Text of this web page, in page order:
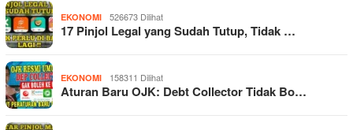
EKONOMI 526673 Dilihat
17 Pinjol Legal yang Sudah Tutup, Tidak …
EKONOMI 158311 Dilihat
Aturan Baru OJK: Debt Collector Tidak Bo…